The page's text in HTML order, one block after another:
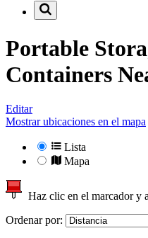
Portable
Containers
Editar
Mostrar ubicaciones en el mapa
Lista
Mapa
Haz clic en el marcador y
Ordenar por: